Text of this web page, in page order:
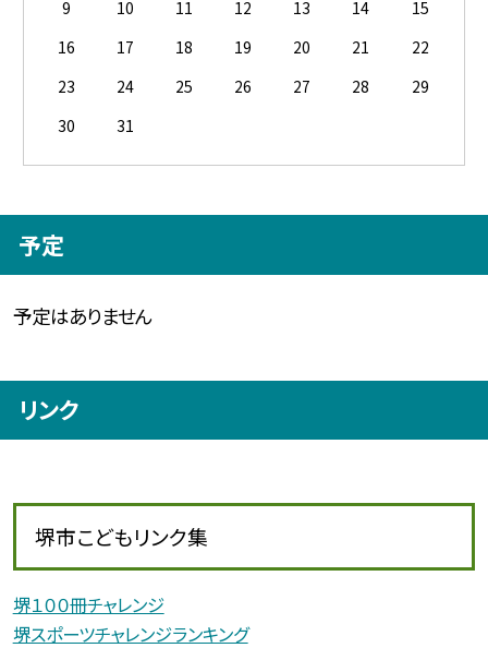
9
10 11 12 13 14
15
16
17 18 19 20 21
22
23
24 25 26 27 28
29
30
31
予定
予定はありません
リンク
堺市こどもリンク集
堺１００冊チャレンジ
堺スポーツチャレンジランキング